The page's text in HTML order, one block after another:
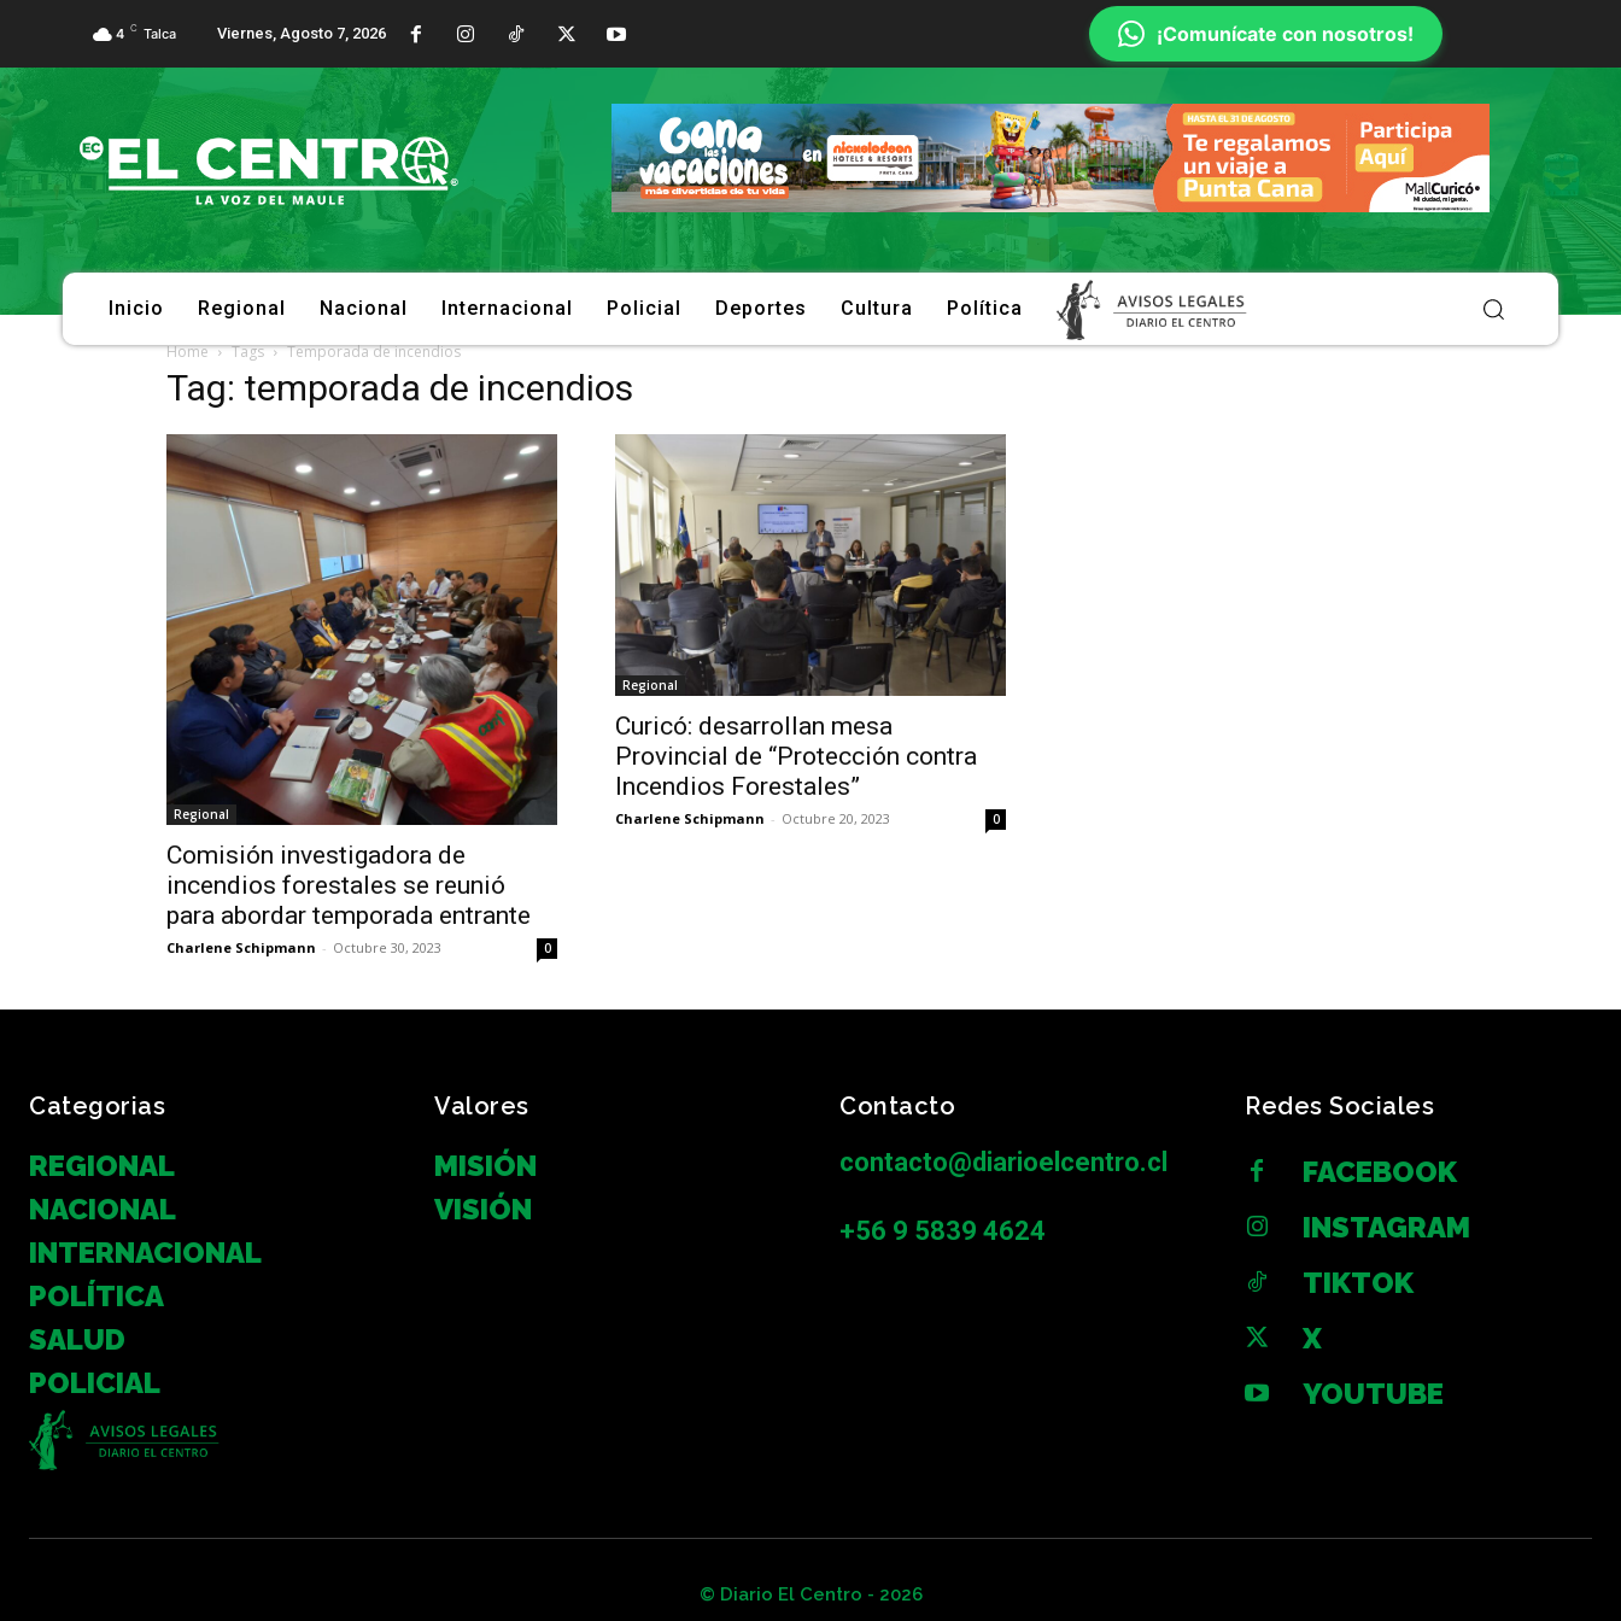
4 C Talca Viernes, Agosto 7, 2026 ¡Comunícate con nosotros!
Inicio Regional Nacional Internacional Policial Deportes Cultura Política
Home Tags Temporada de incendios
Tag: temporada de incendios
Regional
Comisión investigadora de
incendios forestales se reunió
para abordar temporada entrante
Charlene Schipmann - Octubre 30, 2023 0
Regional
Curicó: desarrollan mesa
Provincial de “Protección contra
Incendios Forestales”
Charlene Schipmann - Octubre 20, 2023 0
Categorias
REGIONAL
NACIONAL
INTERNACIONAL
POLÍTICA
SALUD
POLICIAL
Valores
MISIÓN
VISIÓN
Contacto
contacto@diarioelcentro.cl
+56 9 5839 4624
Redes Sociales
FACEBOOK
INSTAGRAM
TIKTOK
X
YOUTUBE
© Diario El Centro - 2026